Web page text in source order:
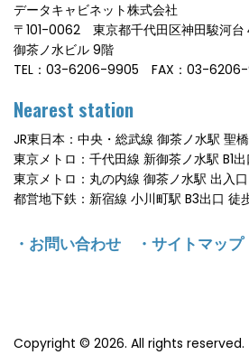
データキャビネット株式会社
〒101-0062 東京都千代田区神田駿河台
御茶ノ水ビル 9階
TEL：03-6206-9905 FAX：03-
Nearest station
JR東日本：中央・総武線 御茶ノ水駅 聖
東京メトロ：千代田線 新御茶ノ水駅 B1
東京メトロ：丸の内線 御茶ノ水駅 出入
都営地下鉄：新宿線 小川町駅 B3出口 徒
・ お問い合わせ ・ サイトマップ
Copyright © 2026. All rights reserved.